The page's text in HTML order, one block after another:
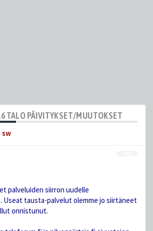
TALO PÄIVITYKSET/MUUTOKSET
sw
#82396
palveluiden siirron uudelle
Useat tausta-palvelut olemme jo siirtäneet
onnistunut.